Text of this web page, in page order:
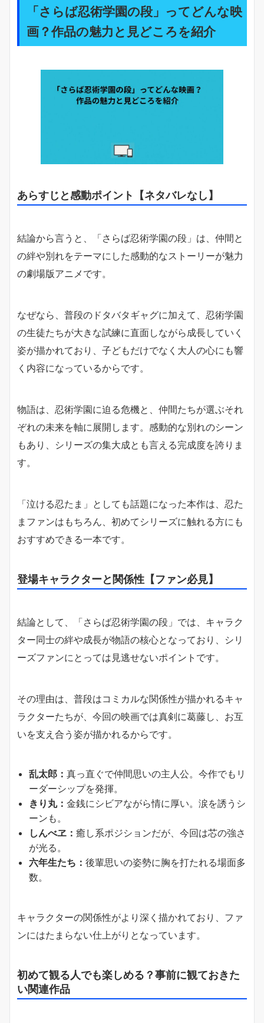
「さらば忍術学園の段」ってどんな映
画？作品の魅力と見どころを紹介
あらすじと感動ポイント【ネタバレなし】
結論から言うと、「さらば忍術学園の段」は、仲間と
の絆や別れをテーマにした感動的なストーリーが魅力
の劇場版アニメです。
なぜなら、普段のドタバタギャグに加えて、忍術学園
の生徒たちが大きな試練に直面しながら成長していく
姿が描かれており、子どもだけでなく大人の心にも響
く内容になっているからです。
物語は、忍術学園に迫る危機と、仲間たちが選ぶそれ
ぞれの未来を軸に展開します。感動的な別れのシーン
もあり、シリーズの集大成とも言える完成度を誇りま
す。
「泣ける忍たま」としても話題になった本作は、忍た
まファンはもちろん、初めてシリーズに触れる方にも
おすすめできる一本です。
登場キャラクターと関係性【ファン必見】
結論として、「さらば忍術学園の段」では、キャラク
ター同士の絆や成長が物語の核心となっており、シリ
ーズファンにとっては見逃せないポイントです。
その理由は、普段はコミカルな関係性が描かれるキャ
ラクターたちが、今回の映画では真剣に葛藤し、お互
いを支え合う姿が描かれるからです。
乱太郎： 真っ直ぐで仲間思いの主人公。今作でもリ
ーダーシップを発揮。
きり丸： 金銭にシビアながら情に厚い。涙を誘うシ
ーンも。
しんべヱ： 癒し系ポジションだが、今回は芯の強さ
が光る。
六年生たち： 後輩思いの姿勢に胸を打たれる場面多
数。
キャラクターの関係性がより深く描かれており、ファ
ンにはたまらない仕上がりとなっています。
初めて観る人でも楽しめる？事前に観ておきた
い関連作品